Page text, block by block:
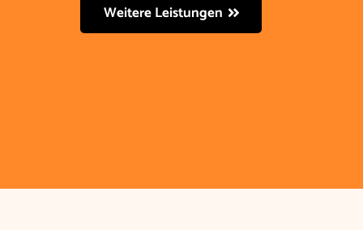
Weitere Leistungen